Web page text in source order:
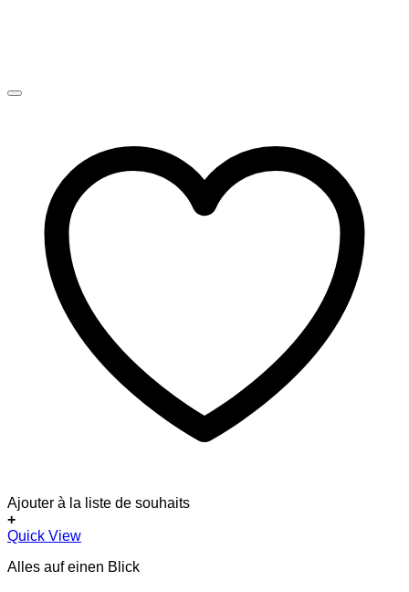
Ajouter à la liste de souhaits
+
Dieses
weist
Quick View
Alles auf einen Blick